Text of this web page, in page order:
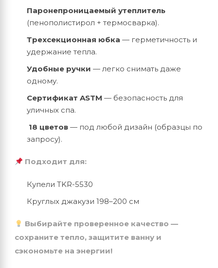
Паронепроницаемый утеплитель
(пенополистирол + термосварка).
Трехсекционная юбка — герметичность и
удержание тепла.
Удобные ручки — легко снимать даже
одному.
Сертификат ASTM — безопасность для
уличных спа.
18 цветов — под любой дизайн (образцы по
запросу).
Подходит для:
Купели TKR-5530
Круглых джакузи 198–200 см
Выбирайте проверенное качество —
сохраните тепло, защитите ванну и
сэкономьте на энергии!